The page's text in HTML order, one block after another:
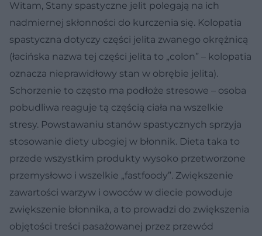
Witam, Stany spastyczne jelit polegają na ich
nadmiernej skłonności do kurczenia się. Kolopatia
spastyczna dotyczy części jelita zwanego okrężnicą
(łacińska nazwa tej części jelita to „colon” – kolopatia
oznacza nieprawidłowy stan w obrębie jelita).
Schorzenie to często ma podłoże stresowe – osoba
pobudliwa reaguje tą częścią ciała na wszelkie
stresy. Powstawaniu stanów spastycznych sprzyja
stosowanie diety ubogiej w błonnik. Dieta taka to
przede wszystkim produkty wysoko przetworzone
przemysłowo i wszelkie „fastfoody”. Zwiększenie
zawartości warzyw i owoców w diecie powoduje
zwiększenie błonnika, a to prowadzi do zwiększenia
objętości treści pasażowanej przez przewód